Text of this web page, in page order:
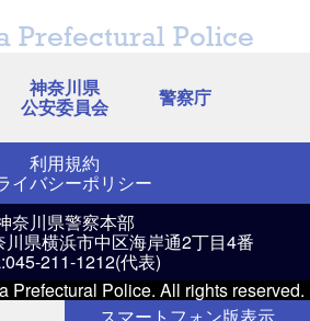
Prefectural Police
神奈川県
公安委員会 警察庁
利用規約
イバシーポリシー
奈川県警察本部
県横浜市中区海岸通2丁目4番
211-1212(代表)
Prefectural Police. All rights reserved.
スマートフォン版表示